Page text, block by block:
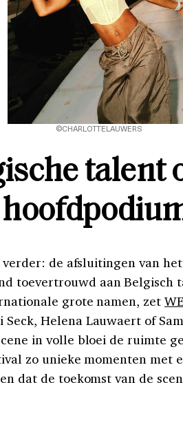
©CHARLOTTELAUWERS
talent
de afsluitingen van het
toevertrouwd aan Belgisch
grote namen, zet
Helena Lauwaert of
in volle bloei de ruimte
zo unieke momenten met
dat de toekomst van de